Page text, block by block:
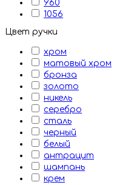
960
1056
Цвет ручки
хром
матовый хром
бронза
золото
никель
серебро
сталь
черный
белый
антрацит
шампань
крем